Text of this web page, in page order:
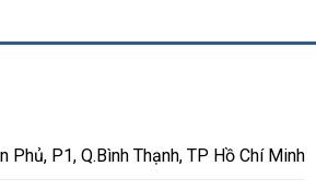
P1, Q.Bình Thạnh, TP Hồ Chí Minh